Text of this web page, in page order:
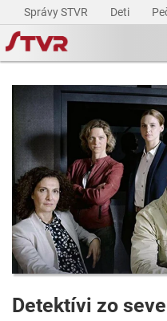
Správy STVR Deti
Detektívi zo